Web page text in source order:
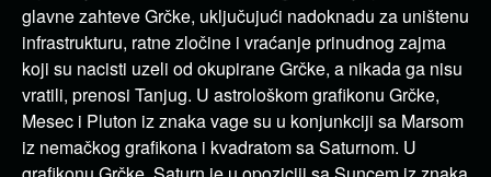
glavne zahteve Grčke, uključujući nadoknadu za uništenu
infrastrukturu, ratne zločine i vraćanje prinudnog zajma
koji su nacisti uzeli od okupirane Grčke, a nikada ga nisu
vratili, prenosi Tanjug. U astrološkom grafikonu Grčke,
Mesec i Pluton iz znaka vage su u konjunkciji sa Marsom
iz nemačkog grafikona i kvadratom sa Saturnom. U